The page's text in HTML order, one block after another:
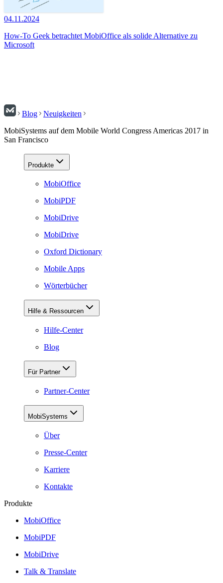
04.11.2024
How-To Geek betrachtet MobiOffice als solide Alternative zu
Microsoft
Blog
Neuigkeiten
MobiSystems auf dem Mobile World Congress Americas 2017 in
San Francisco
Produkte
MobiOffice
MobiPDF
MobiDrive
MobiDrive
Oxford Dictionary
Mobile Apps
Wörterbücher
Hilfe & Ressourcen
Hilfe-Center
Blog
Für Partner
Partner-Center
MobiSystems
Über
Presse-Center
Karriere
Kontakte
Produkte
MobiOffice
MobiPDF
MobiDrive
Talk & Translate